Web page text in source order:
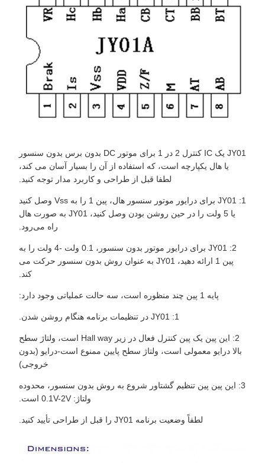
JY01 یک IC کنترل 2 در 1 برای موتور DC بدون برس بدون سنسور
یا هال یکپارچه است، که استفاده از آن را بسیار آسان می کند،
لطفا قبل از طراحی و کاربرد مدار توجه کنید.
1: JY01 برای درایور موتور سنسور هال، پین 1 را به Vss وصل کنید
یا 5 ولت را در حین روشن بودن وصل کنید، JY01 به صورت هال
راه می‌رود.
2: JY01 برای درایور موتور بدون سنسور، 0.1 ولت -4 ولت را به
پین ​​1 ارائه دهید، JY01 به عنوان روش بدون سنسور حرکت می
کند.
پایه 1 پین چند منظوره است، سه حالت عملیاتی وجود دارد:
1: JY01 در تنظیمات برنامه هنگام روشن شدن.
2: این پین یک پین کنترل فعال در زیر Hall way است، ولتاژ سطح
بالا درایو معمولی است، ولتاژ سطح پایین ممنوع است-درایو (بدون
خروجی)
3: این پین پین تنظیم گشتاور شروع به روش بدون سنسور، محدوده
ولتاژ: 0.1V-2V است.
لطفاً وضعیت برنامه JY01 را قبل از طراحی تأیید کنید.